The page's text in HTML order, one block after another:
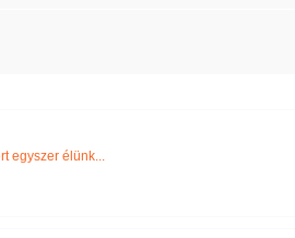
egyszer élünk...